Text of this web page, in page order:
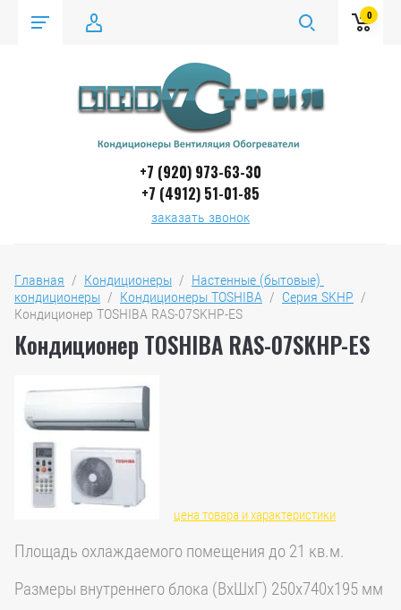
0
+7 (920) 973-63-30
+7 (4912) 51-01-85
заказать звонок
Главная
  /
Кондиционеры
  /
Настенные (бытовые)
кондиционеры
  /
Кондиционеры TOSHIBA
  /
Серия SKHP
  /
Кондиционер TOSHIBA RAS-07SKHP-ES
Кондиционер TOSHIBA RAS-07SKHP-ES
цена товара и характеристики
Площадь охлаждаемого помещения до 21 кв.м.
Размеры внутреннего блока (ВхШхГ) 250х740х195 мм